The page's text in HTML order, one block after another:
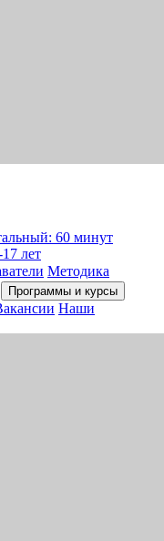
60 минут
лет
Методика
Программы и курсы
Наши